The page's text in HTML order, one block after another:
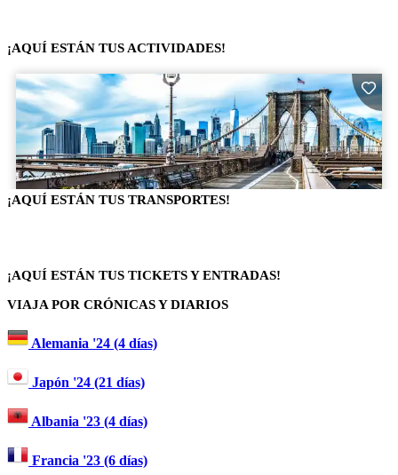
¡AQUÍ ESTÁN TUS ACTIVIDADES!
¡AQUÍ ESTÁN TUS TRANSPORTES!
¡AQUÍ ESTÁN TUS TICKETS Y ENTRADAS!
VIAJA POR CRÓNICAS Y DIARIOS
Alemania '24 (4 días)
Japón '24 (21 días)
Albania '23 (4 días)
Francia '23 (6 días)